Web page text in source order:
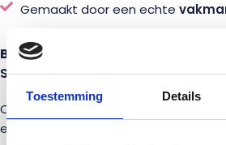
Toestemming Details
Gemaakt door een echte
Beschrijving
Spil voor balustrade.
Op zoek naar een grenen spil? Deze
een balustrade.